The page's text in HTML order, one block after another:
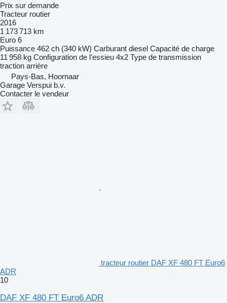
Prix sur demande
Tracteur routier
2016
1 173 713 km
Euro 6
Puissance 462 ch (340 kW) Carburant diesel Capacité de charge
11 958 kg Configuration de l'essieu 4x2 Type de transmission
traction arrière
Pays-Bas, Hoornaar
Garage Verspui b.v.
Contacter le vendeur
tracteur routier DAF XF 480 FT Euro6
ADR
10
DAF XF 480 FT Euro6 ADR